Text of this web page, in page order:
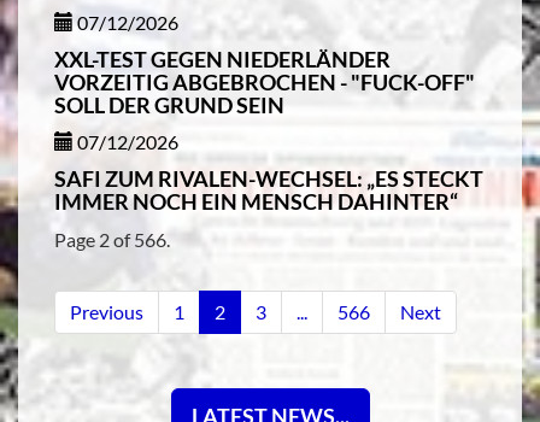
07/12/2026
XXL-TEST GEGEN NIEDERLÄNDER
VORZEITIG ABGEBROCHEN - "FUCK-OFF"
SOLL DER GRUND SEIN
07/12/2026
SAFI ZUM RIVALEN-WECHSEL: „ES STECKT
IMMER NOCH EIN MENSCH DAHINTER“
Page 2 of 566.
Previous 1 2 3 ... 566 Next
LATEST NEWS...